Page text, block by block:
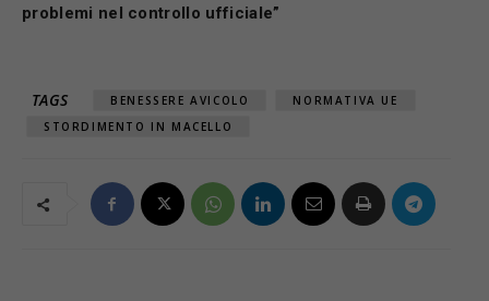
problemi nel controllo ufficiale”
TAGS BENESSERE AVICOLO
NORMATIVA UE
STORDIMENTO IN MACELLO